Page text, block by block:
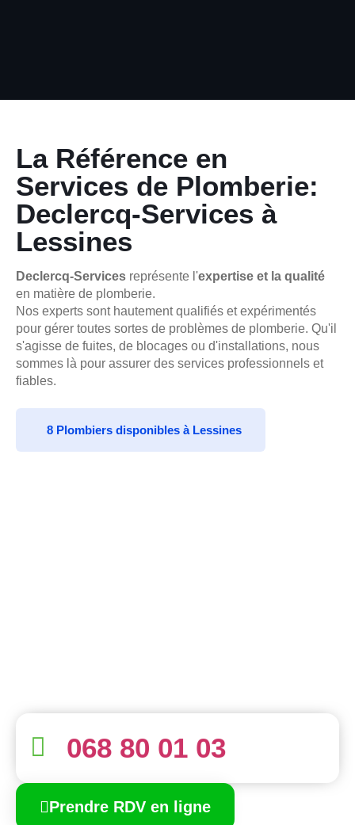
La Référence en
Services de Plomberie:
Declercq-Services à
Lessines
Declercq-Services représente l'expertise et la qualité
en matière de plomberie.
Nos experts sont hautement qualifiés et expérimentés
pour gérer toutes sortes de problèmes de plomberie. Qu'il
s'agisse de fuites, de blocages ou d'installations, nous
sommes là pour assurer des services professionnels et
fiables.
8 Plombiers disponibles à Lessines
Prendre RDV en ligne
068 80 01 03